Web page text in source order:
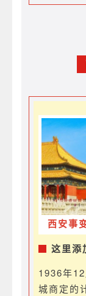
西安事
这里添
1936年
城商定的